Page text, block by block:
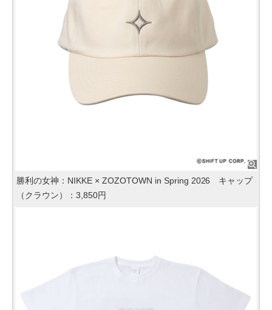
勝利の女神：NIKKE × ZOZOTOWN in Spring 2026 キャップ
（クラウン）：3,850円